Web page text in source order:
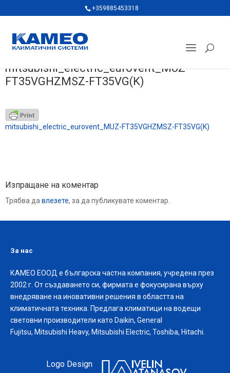
+359885453318
mitsubishi_electric_eurovent_MUZ-
FT35VGHZMSZ-FT35VG(K)
mitsubishi_electric_eurovent_MUZ-FT35VGHZMSZ-FT35VG(K)
Изпращане на коментар
Трябва да влезете, за да публикувате коментар.
За нас
КАМЕО ЕООД е българска частна компания, учредена през
2002 г. От създаването си, фирмата е фокусирана върху
внедряване на иновативни решения в областта на
климатичната техника. Предлага климатици на водещи
световни производители като Daikin, General
Fujitsu, Mitsubishi Heavy, Mitsubishi Electric, Toshiba, Hitachi.
Logo Design